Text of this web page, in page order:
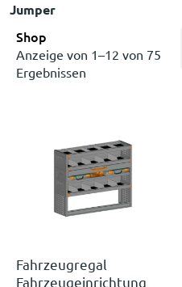
Jumper
Shop
Anzeige von 1–12 von 75
Ergebnissen
Fahrzeugregal
Fahrzeugeinrichtung